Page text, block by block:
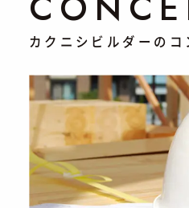
カクニシビルダーのコ